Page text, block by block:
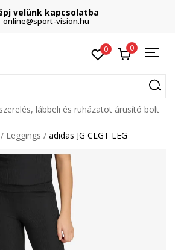
velünk kapcsolatba
online@sport-vision.hu
0 0
lábbeli és ruházatot árusító bolt
Leggings adidas JG CLGT LEG